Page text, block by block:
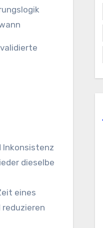
Inkonsistenz
dieselbe
eines